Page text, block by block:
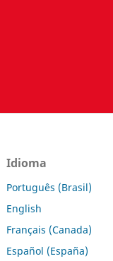
Idioma
Português (Brasil)
English
Français (Canada)
Español (España)